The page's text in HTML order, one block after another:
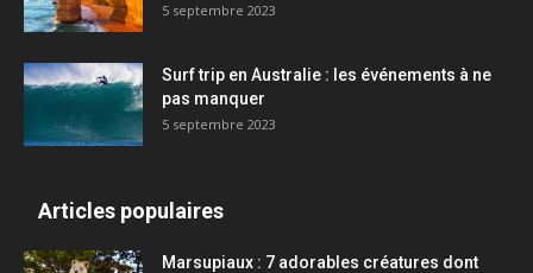
5 septembre 2023
Surf trip en Australie : les événements à ne
pas manquer
5 septembre 2023
Articles populaires
Marsupiaux : 7 adorables créatures dont